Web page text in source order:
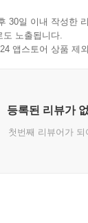
30일 이내 작성한
도 노출됩니다.
앱스토어 상품 제
등록된 리뷰가
첫번째 리뷰어가 되